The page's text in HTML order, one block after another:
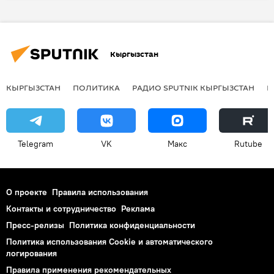
Кыргызстан
КЫРГЫЗСТАН ПОЛИТИКА РАДИО SPUTNIK КЫРГЫЗСТАН
Telegram VK Макс Rutube
О проекте Правила использования
Контакты и сотрудничество Реклама
Пресс-релизы Политика конфиденциальности
Политика использования Cookie и автоматического
логирования
Правила применения рекомендательных